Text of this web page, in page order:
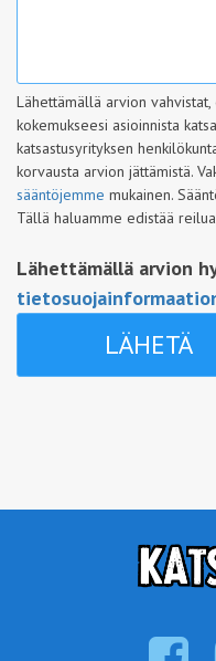
Lähettämällä arvion
kokemukseesi asioinnista
katsastusyrityksen
korvausta arvion jättämistä.
sääntöjemme mukainen.
Tällä haluamme edistää
Lähettämällä arvion